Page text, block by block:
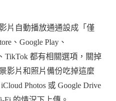
片自動播放通通設成「僅
、Google Play、
TikTok 都有相關選項，關掉
影片和照片備份吃掉這麼
Photos 或 Google Drive